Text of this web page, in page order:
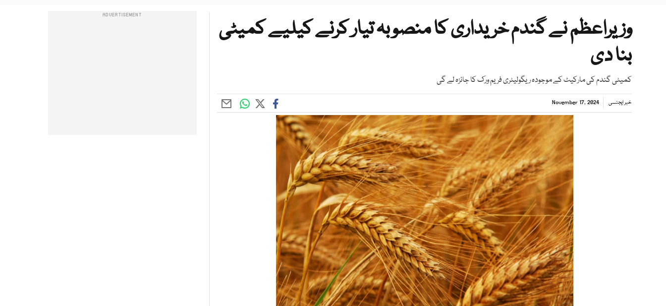
وزیراعظم نے گندم خریداری کا منصوبہ تیار کرنے کیلیے کمیٹی
بنا دی
کمیٹی گندم کی مارکیٹ کے موجودہ ریگولیٹری فریم ورک کا جائزہ لے گی
خبر ایجنسی November 17, 2024